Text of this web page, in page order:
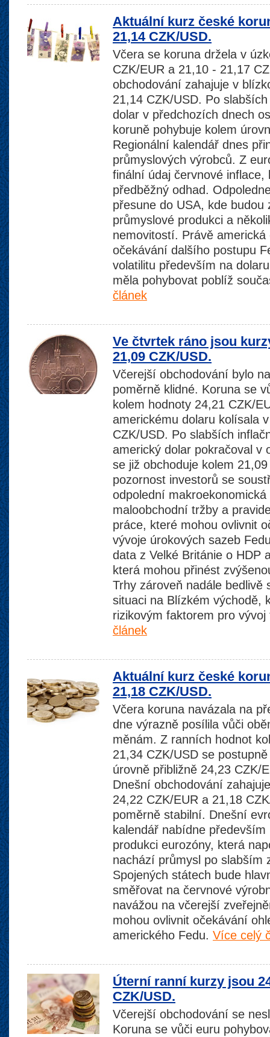
Aktuální kurz české
21,14 CZK/USD.
Včera se koruna držela v
CZK/EUR a 21,10 - 21,17
obchodování zahajuje v
21,14 CZK/USD. Po
dolar v předchozích dnech
koruně pohybuje kolem
Regionální kalendář dnes
průmyslových výrobců. Z
finální údaj červnové
předběžný odhad.
přesune do USA, kde budou
průmyslové produkci a
nemovitostí. Právě
očekávání dalšího postupu
volatilitu především na
měla pohybovat poblíž
článek
Ve čtvrtek ráno jsou
21,09 CZK/USD.
Včerejší obchodování bylo
poměrně klidné. Koruna se
kolem hodnoty 24,21 CZK/
americkému dolaru kolísala
CZK/USD. Po slabších
americký dolar pokračoval v
se již obchoduje kolem
pozornost investorů se
odpolední
maloobchodní tržby a
práce, které mohou ovlivnit
vývoje úrokových sazeb
data z Velké Británie o HDP
která mohou přinést
Trhy zároveň nadále bedlivě
situaci na Blízkém východě,
rizikovým faktorem pro
článek
Aktuální kurz české
21,18 CZK/USD.
Včera koruna navázala na
dne výrazně posílila vůči
měnám. Z ranních hodnot
21,34 CZK/USD se
úrovně přibližně 24,23 CZK/
Dnešní obchodování
24,22 CZK/EUR a 21,18
poměrně stabilní. Dnešní
kalendář nabídne
produkci eurozóny, která
nachází průmysl po slabším
Spojených státech bude
směřovat na červnové
navážou na včerejší
mohou ovlivnit očekávání
amerického Fedu. Více celý
Úterní ranní kurzy jsou
CZK/USD.
Včerejší obchodování se
Koruna se vůči euru